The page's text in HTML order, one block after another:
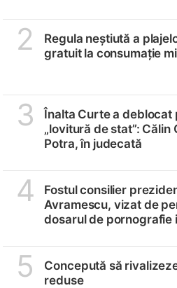
2
Regula neștiută a
gratuit la consumație
3
Înalta Curte a deblocat
„lovitură de stat”:
Potra, în judecată
4
Fostul consilier
Avramescu, vizat de
dosarul de pornografie
5
Concepută să
reduse